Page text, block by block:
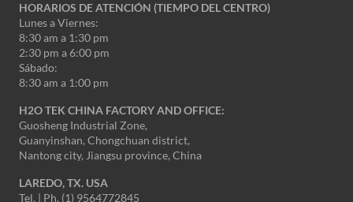
HORARIOS DE ATENCIÓN (TIEMPO DEL CENTRO)
Lunes a Viernes:
8:30 am a 1:30 pm
2:30 pm a 6:00 pm
Sábado:
8:30 am a 1:00 pm
H2O TEK CHINA FACTORY AND OFFICE:
Guosheng Industrial Zone,
Guanyinshan, Chongchuan district,
Nantong city, Jiangsu province, China
LAREDO, TX. USA
Tel. | Ph. (1) 9564772845